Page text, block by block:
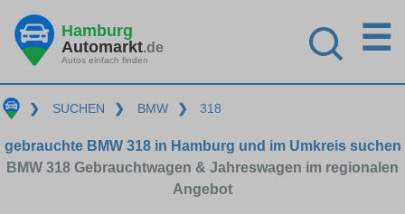
Hamburg
Automarkt.de
Autos einfach finden
☰
❯ SUCHEN ❯ BMW ❯ 318
gebrauchte BMW 318 in Hamburg und im Umkreis suchen
BMW 318 Gebrauchtwagen & Jahreswagen im regionalen
Angebot